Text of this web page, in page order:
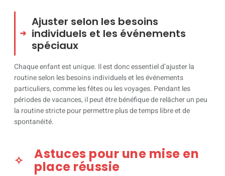
Ajuster selon les besoins
individuels et les événements
spéciaux
Chaque enfant est unique. Il est donc essentiel d’ajuster la
routine selon les besoins individuels et les événements
particuliers, comme les fêtes ou les voyages. Pendant les
périodes de vacances, il peut être bénéfique de relâcher un peu
la routine stricte pour permettre plus de temps libre et de
spontanéité.
Astuces pour une mise en
place réussie